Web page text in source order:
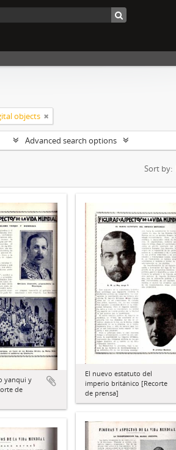
objects
Advanced search options
Sort by:
yanqui y
de
El nuevo estatuto del
imperio británico [Recorte
de prensa]